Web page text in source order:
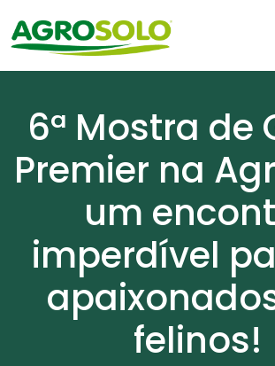
6ª Mostra de
Premier na
um
imperdível
felinos!